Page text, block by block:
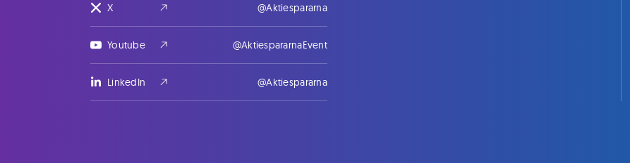
X @Aktiespararna
Youtube @AktiespararnaEvent
LinkedIn @Aktiespararna